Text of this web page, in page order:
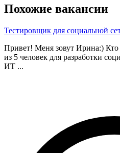
Похожие вакансии
Тестировщик для социальной
Привет! Меня зовут Ирина:)
из 5 человек для разработки
ИТ ...